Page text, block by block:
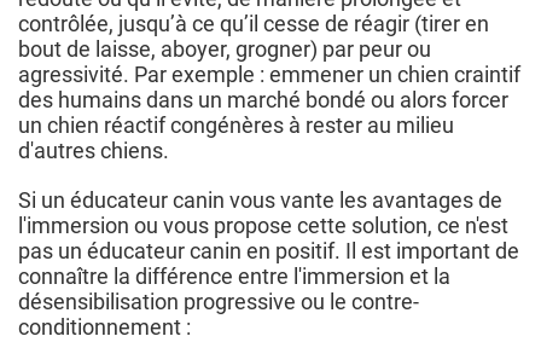
contrôlée, jusqu’à ce qu’il cesse de réagir (tirer en
bout de laisse, aboyer, grogner) par peur ou
agressivité. Par exemple : emmener un chien craintif
des humains dans un marché bondé ou alors forcer
un chien réactif congénères à rester au milieu
d'autres chiens.
Si un éducateur canin vous vante les avantages de
l'immersion ou vous propose cette solution, ce n'est
pas un éducateur canin en positif. Il est important de
connaître la différence entre l'immersion et la
désensibilisation progressive ou le contre-
conditionnement :